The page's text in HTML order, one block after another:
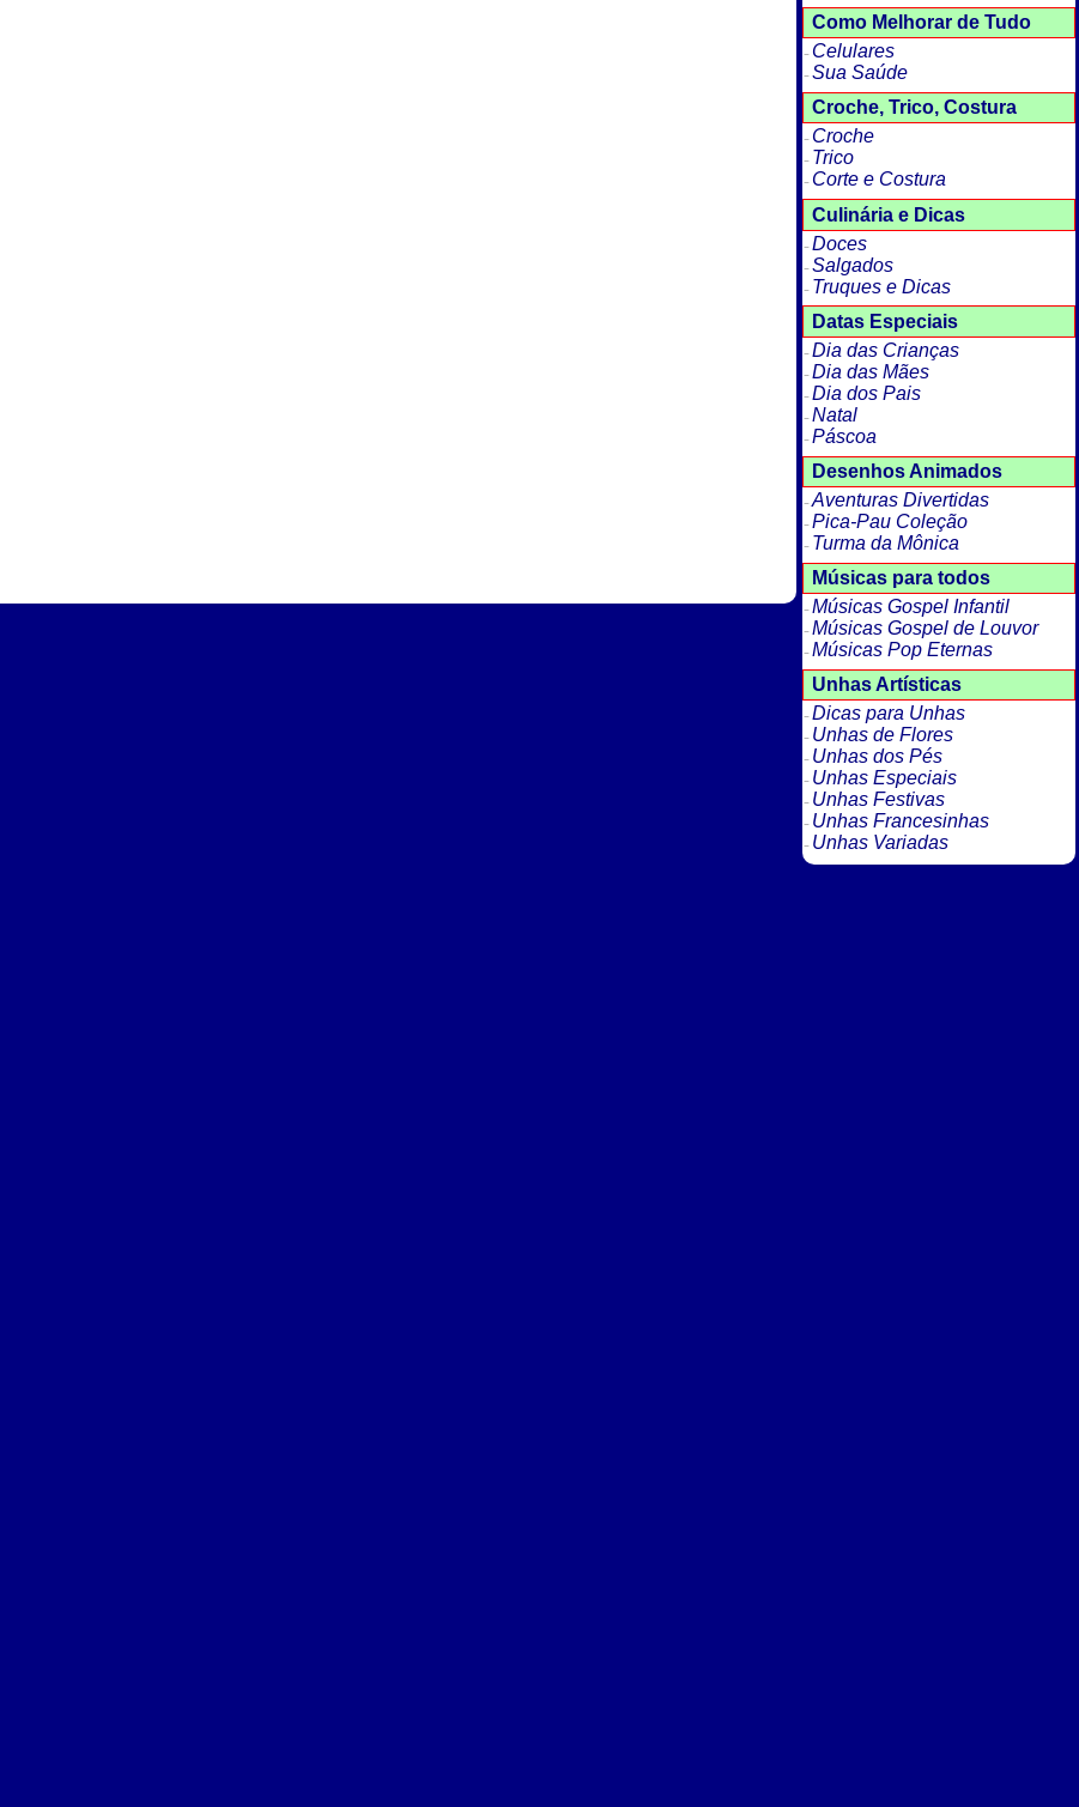
Como Melhorar de Tudo
Celulares
Sua Saúde
Croche, Trico, Costura
Croche
Trico
Corte e Costura
Culinária e Dicas
Doces
Salgados
Truques e Dicas
Datas Especiais
Dia das Crianças
Dia das Mães
Dia dos Pais
Natal
Páscoa
Desenhos Animados
Aventuras Divertidas
Pica-Pau Coleção
Turma da Mônica
Músicas para todos
Músicas Gospel Infantil
Músicas Gospel de Louvor
Músicas Pop Eternas
Unhas Artísticas
Dicas para Unhas
Unhas de Flores
Unhas dos Pés
Unhas Especiais
Unhas Festivas
Unhas Francesinhas
Unhas Variadas